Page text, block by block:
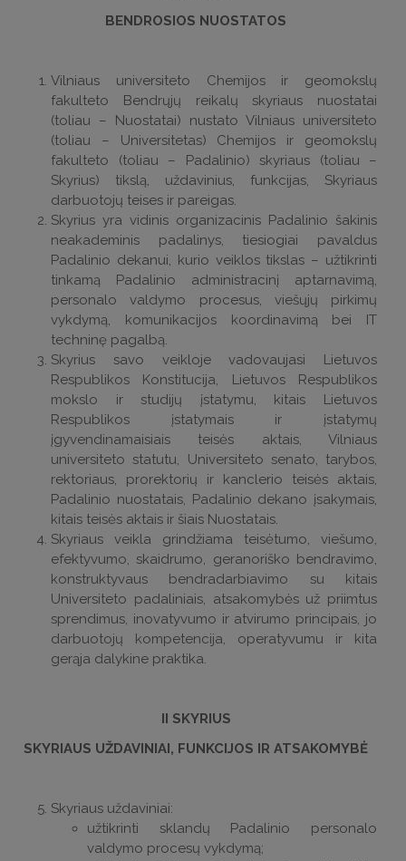
BENDROSIOS NUOSTATOS
Vilniaus universiteto Chemijos ir geomokslų
fakulteto Bendrųjų reikalų skyriaus nuostatai
(toliau – Nuostatai) nustato Vilniaus universiteto
(toliau – Universitetas) Chemijos ir geomokslų
fakulteto (toliau – Padalinio) skyriaus (toliau –
Skyrius) tikslą, uždavinius, funkcijas, Skyriaus
darbuotojų teises ir pareigas.
Skyrius yra vidinis organizacinis Padalinio šakinis
neakademinis padalinys, tiesiogiai pavaldus
Padalinio dekanui, kurio veiklos tikslas – užtikrinti
tinkamą Padalinio administracinį aptarnavimą,
personalo valdymo procesus, viešųjų pirkimų
vykdymą, komunikacijos koordinavimą bei IT
techninę pagalbą.
Skyrius savo veikloje vadovaujasi Lietuvos
Respublikos Konstitucija, Lietuvos Respublikos
mokslo ir studijų įstatymu, kitais Lietuvos
Respublikos įstatymais ir įstatymų
įgyvendinamaisiais teisės aktais, Vilniaus
universiteto statutu, Universiteto senato, tarybos,
rektoriaus, prorektorių ir kanclerio teisės aktais,
Padalinio nuostatais, Padalinio dekano įsakymais,
kitais teisės aktais ir šiais Nuostatais.
Skyriaus veikla grindžiama teisėtumo, viešumo,
efektyvumo, skaidrumo, geranoriško bendravimo,
konstruktyvaus bendradarbiavimo su kitais
Universiteto padaliniais, atsakomybės už priimtus
sprendimus, inovatyvumo ir atvirumo principais, jo
darbuotojų kompetencija, operatyvumu ir kita
gerąja dalykine praktika.
II SKYRIUS
SKYRIAUS UŽDAVINIAI, FUNKCIJOS IR ATSAKOMYBĖ
Skyriaus uždaviniai:
užtikrinti sklandų Padalinio personalo
valdymo procesų vykdymą;